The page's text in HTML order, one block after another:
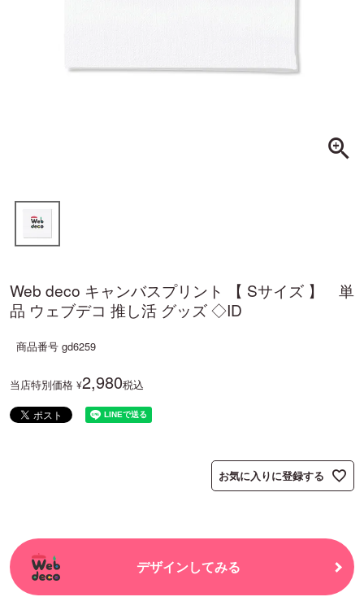
Web deco キャンバスプリント 【 Sサイズ 】 単
品 ウェブデコ 推し活 グッズ ◇ID
商品番号 gd6259
当店特別価格 ¥2,980税込
お気に入りに登録する
デザインしてみる